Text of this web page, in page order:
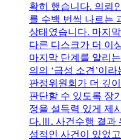
확히 했습니다. 의뢰
를 수백 번씩 나르는
상태였습니다. 마지
다른 디스크가 더 이
마지막 단계를 알리
의의 ‘급성 소견’이
판정위원회가 더 깊
판단할 수 있도록 장
정을 설득력 있게 제
다.Ⅲ. 사건수행 결과
성적인 사건이 있었